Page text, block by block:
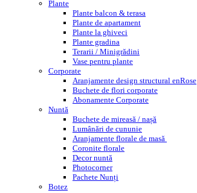
Plante
Plante balcon & terasa
Plante de apartament
Plante la ghiveci
Plante gradina
Terarii / Minigrădini
Vase pentru plante
Corporate
Aranjamente design structural enRose
Buchete de flori corporate
Abonamente Corporate
Nuntă
Buchete de mireasă / nașă
Lumânări de cununie
Aranjamente florale de masă
Coronite florale
Decor nuntă
Photocorner
Pachete Nunți
Botez